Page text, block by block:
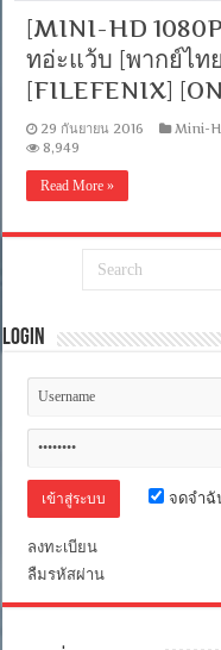
[MINI-HD
ทอ่ะแว้บ [พากย์ไท
[FILEFENIX]
29 กันยายน 2016 Mini-
8,949
Read More »
Login
จดจำฉั
ลงทะเบียน
ลืมรหัสผ่าน